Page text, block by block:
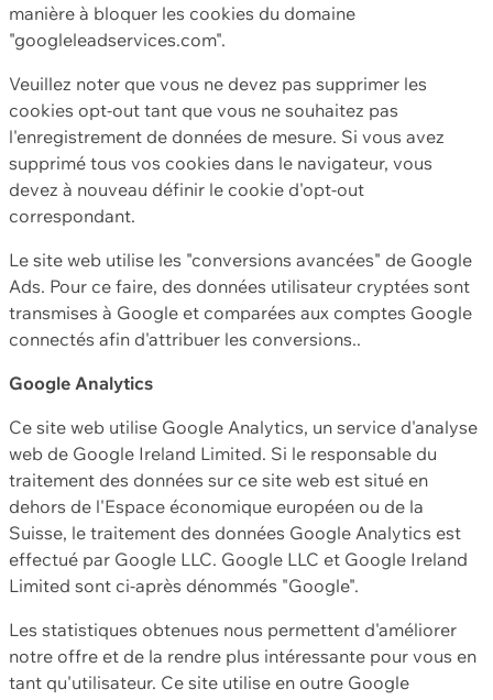
manière à bloquer les cookies du domaine
"googleleadservices.com".
Veuillez noter que vous ne devez pas supprimer les
cookies opt-out tant que vous ne souhaitez pas
l'enregistrement de données de mesure. Si vous avez
supprimé tous vos cookies dans le navigateur, vous
devez à nouveau définir le cookie d'opt-out
correspondant.
Le site web utilise les "conversions avancées" de Google
Ads. Pour ce faire, des données utilisateur cryptées sont
transmises à Google et comparées aux comptes Google
connectés afin d'attribuer les conversions..
Google Analytics
Ce site web utilise Google Analytics, un service d'analyse
web de Google Ireland Limited. Si le responsable du
traitement des données sur ce site web est situé en
dehors de l'Espace économique européen ou de la
Suisse, le traitement des données Google Analytics est
effectué par Google LLC. Google LLC et Google Ireland
Limited sont ci-après dénommés "Google".
Les statistiques obtenues nous permettent d'améliorer
notre offre et de la rendre plus intéressante pour vous en
tant qu'utilisateur. Ce site utilise en outre Google